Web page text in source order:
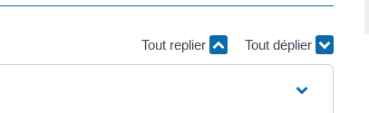
Tout replier Tout déplier